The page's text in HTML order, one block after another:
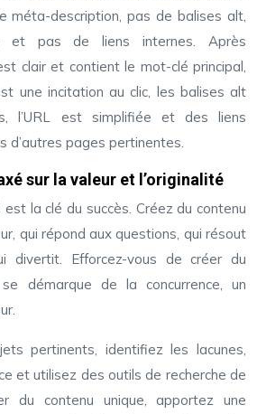
méta-description, pas de balises alt,
et pas de liens internes. Après
clair et contient le mot-clé principal,
une incitation au clic, les balises alt
l’URL est simplifiée et des liens
d’autres pages pertinentes.
sur la valeur et l’originalité
la clé du succès. Créez du contenu
qui répond aux questions, qui résout
divertit. Efforcez-vous de créer du
démarque de la concurrence, un
pertinents, identifiez les lacunes,
et utilisez des outils de recherche de
du contenu unique, apportez une